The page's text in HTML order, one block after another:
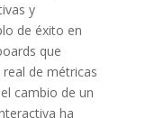
y
de éxito en
que
de métricas
cambio de un
ha